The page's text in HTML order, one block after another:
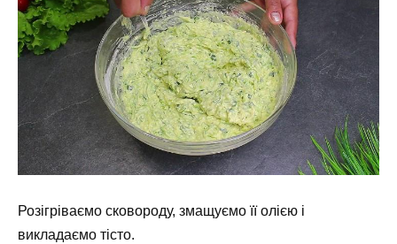
Розігріваємо сковороду, змащуємо її олією і
викладаємо тісто.